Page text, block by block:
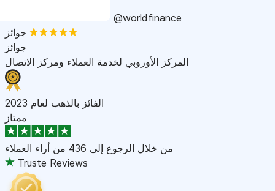
@worldfinance
جوائز
المركز الأوروبي لخدمة العملاء ومركز الاتصال
الفائز بالذهب لعام 2023
ممتاز
من خلال الرجوع إلى 436 من أراء العملاء
Truste Reviews